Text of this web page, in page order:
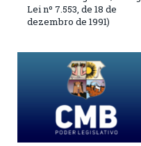
Lei nº 7.553, de 18 de
dezembro de 1991)